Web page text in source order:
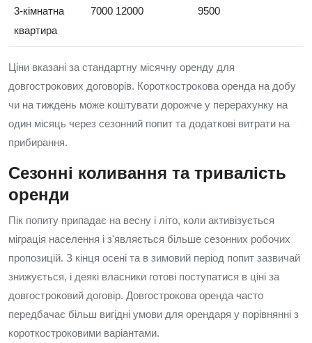
3-кімнатна
квартира
7000 12000 9500
Ціни вказані за стандартну місячну оренду для
довгострокових договорів. Короткострокова оренда на добу
чи на тиждень може коштувати дорожче у перерахунку на
один місяць через сезонний попит та додаткові витрати на
прибирання.
Сезонні коливання та тривалість
оренди
Пік попиту припадає на весну і літо, коли активізується
міграція населення і з'являється більше сезонних робочих
пропозицій. З кінця осені та в зимовий період попит зазвичай
знижується, і деякі власники готові поступатися в ціні за
довгостроковий договір. Довгострокова оренда часто
передбачає більш вигідні умови для орендаря у порівнянні з
короткостроковими варіантами.